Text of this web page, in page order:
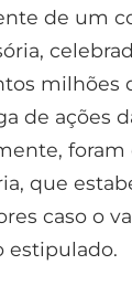
de um
milhões
de ações
foram
que
caso o
estipulado.